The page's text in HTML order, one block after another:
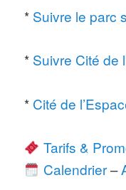
* Suivre le parc
* Suivre Cité de
* Cité de
Tarifs &
Calendrier–